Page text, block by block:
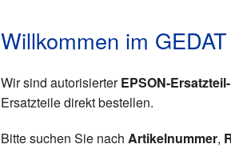
Willkommen im
Wir sind autorisierterEPSON-
Ersatzteile direkt bestellen.
Bitte suchen Sie nach Artikelnummer,